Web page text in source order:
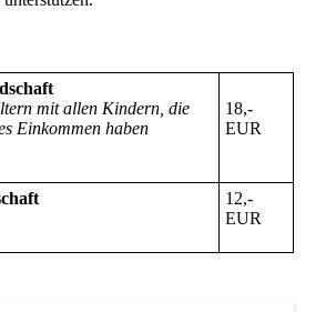
mit allen Kindern, die
Einkommen haben
18,-
EUR
12,-
EUR